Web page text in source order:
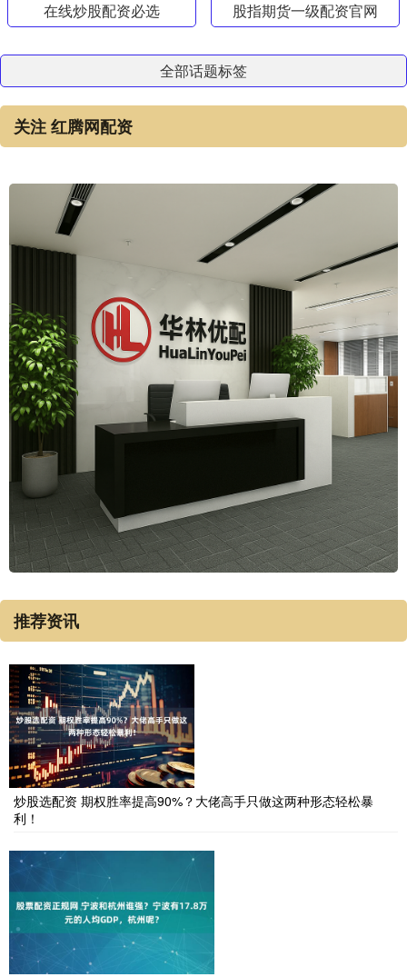
在线炒股配资必选 股指期货一级配资官网
全部话题标签
关注 红腾网配资
推荐资讯
炒股选配资 期权胜率提高90%？大佬高手只做这两种形态轻松暴
利！